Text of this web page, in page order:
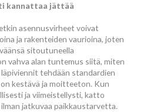
kannattaa jättää
asennusvirheet voivat
ja rakenteiden vaurioina, joten
sitoutuneella
vahva alan tuntemus siitä, miten
tehdään standardien
kestävä ja moitteeton. Kun
ja viimeistellysti, katto
jatkuvaa paikkaustarvetta.